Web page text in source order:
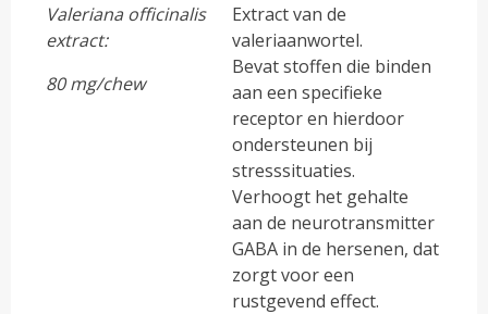
Valeriana officinalis
extract:
80 mg/chew
Extract van de
valeriaanwortel.
Bevat stoffen die binden
aan een specifieke
receptor en hierdoor
ondersteunen bij
stresssituaties.
Verhoogt het gehalte
aan de neurotransmitter
GABA in de hersenen, dat
zorgt voor een
rustgevend effect.